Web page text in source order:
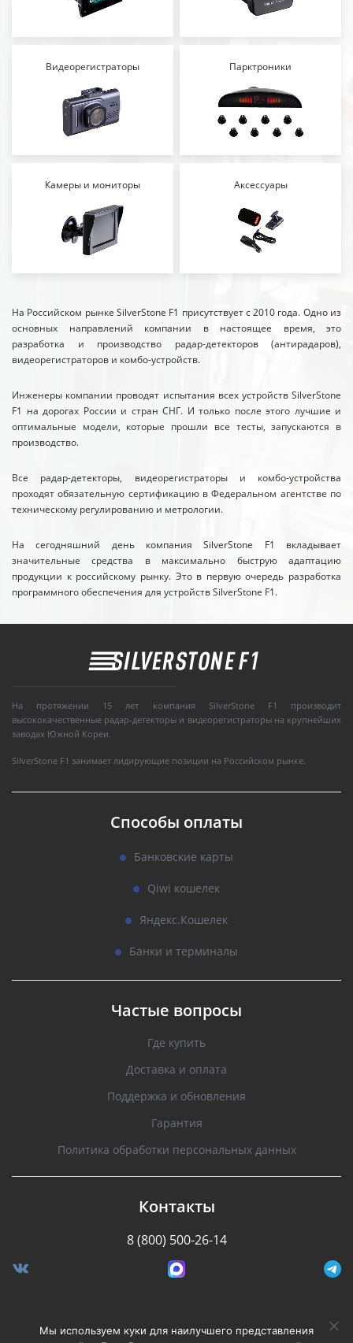
Видеорегистраторы Парктроники
Камеры и мониторы Аксессуары
На Российском рынке SilverStone F1 присутствует с 2010 года. Одно из
основных направлений компании в настоящее время, это
разработка и производство радар-детекторов (антирадаров),
видеорегистраторов и комбо-устройств.
Инженеры компании проводят испытания всех устройств SilverStone
F1 на дорогах России и стран СНГ. И только после этого лучшие и
оптимальные модели, которые прошли все тесты, запускаются в
производство.
Все радар-детекторы, видеорегистраторы и комбо-устройства
проходят обязательную сертификацию в Федеральном агентстве по
техническому регулированию и метрологии.
На сегодняшний день компания SilverStone F1 вкладывает
значительные средства в максимально быструю адаптацию
продукции к российскому рынку. Это в первую очередь разработка
программного обеспечения для устройств SilverStone F1.
На протяжении 15 лет компания SilverStone F1 производит
высококачественные радар-детекторы и видеорегистраторы на крупнейших
заводах Южной Кореи.
SilverStone F1 занимает лидирующие позиции на Российском рынке.
Способы оплаты
Банковские карты
Qiwi кошелек
Яндекс.Кошелек
Банки и терминалы
Частые вопросы
Где купить
Доставка и оплата
Поддержка и обновления
Гарантия
Политика обработки персональных данных
Контакты
8 (800) 500-26-14
Разработано Stormcorp
Мы используем куки для наилучшего представления